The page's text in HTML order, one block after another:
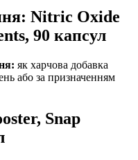
Nitric Oxide
90 капсул
як харчова добавка
або за призначенням
Snap